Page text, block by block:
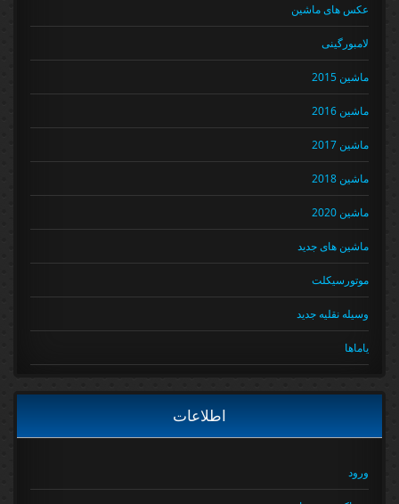
عکس های ماشین
لامبورگینی
ماشین 2015
ماشین 2016
ماشین 2017
ماشین 2018
ماشین 2020
ماشین های جدید
موتورسیکلت
وسیله نقلیه جدید
یاماها
اطلاعات
ورود